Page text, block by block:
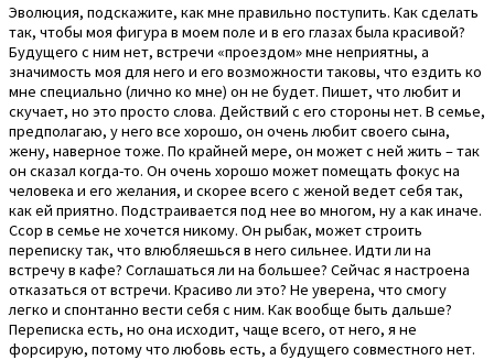
Эволюция, подскажите, как мне правильно поступить. Как сделать
так, чтобы моя фигура в моем поле и в его глазах была красивой?
Будущего с ним нет, встречи «проездом» мне неприятны, а
значимость моя для него и его возможности таковы, что ездить ко
мне специально (лично ко мне) он не будет. Пишет, что любит и
скучает, но это просто слова. Действий с его стороны нет. В семье,
предполагаю, у него все хорошо, он очень любит своего сына,
жену, наверное тоже. По крайней мере, он может с ней жить – так
он сказал когда-то. Он очень хорошо может помещать фокус на
человека и его желания, и скорее всего с женой ведет себя так,
как ей приятно. Подстраивается под нее во многом, ну а как иначе.
Ссор в семье не хочется никому. Он рыбак, может строить
переписку так, что влюбляешься в него сильнее. Идти ли на
встречу в кафе? Соглашаться ли на большее? Сейчас я настроена
отказаться от встречи. Красиво ли это? Не уверена, что смогу
легко и спонтанно вести себя с ним. Как вообще быть дальше?
Переписка есть, но она исходит, чаще всего, от него, я не
форсирую, потому что любовь есть, а будущего совместного нет.